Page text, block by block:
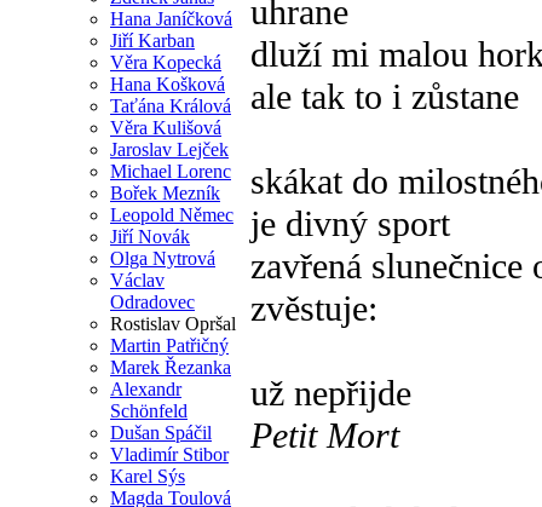
Hana Janíčková
Jiří Karban
Věra Kopecká
Hana Košková
Taťána Králová
Věra Kulišová
Jaroslav Lejček
Michael Lorenc
Bořek Mezník
Leopold Němec
Jiří Novák
Olga Nytrová
Václav
Odradovec
Rostislav Opršal
Martin Patřičný
Marek Řezanka
Alexandr
Schönfeld
Dušan Spáčil
Vladimír Stibor
Karel Sýs
Magda Toulová
uhrane
dluží mi malou
ale tak to i zůstane
skákat do
je divný sport
zavřená slunečnice
zvěstuje:
už nepřijde
Petit Mort